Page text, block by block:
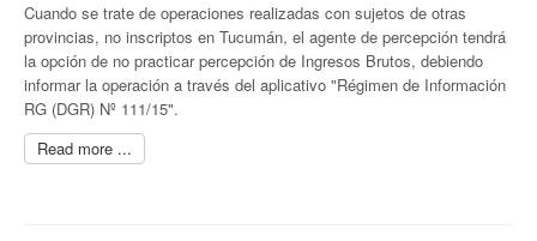
Cuando se trate de operaciones realizadas con sujetos de otras
provincias, no inscriptos en Tucumán, el agente de percepción tendrá
la opción de no practicar percepción de Ingresos Brutos, debiendo
informar la operación a través del aplicativo "Régimen de Información
RG (DGR) Nº 111/15".
Read more ...